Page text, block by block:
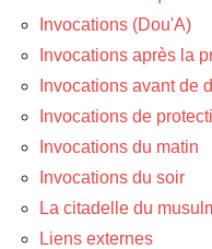
Invocations (Dou'A)
Invocations après la
Invocations avant de
Invocations de
Invocations du matin
Invocations du soir
La citadelle du
Liens externes